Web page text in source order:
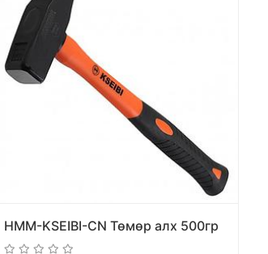
HMM-KSEIBI-CN Төмөр алх 500гр